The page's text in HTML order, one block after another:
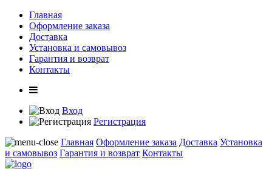
Главная
Оформление заказа
Доставка
Установка и самовывоз
Гарантия и возврат
Контакты
Вход
Регистрация
Главная Оформление заказа Доставка Установка
и самовывоз Гарантия и возврат Контакты